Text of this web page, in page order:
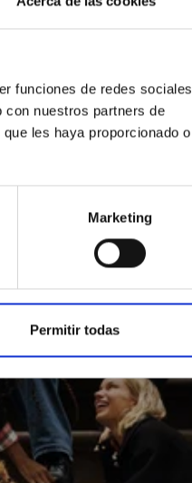
funciones de redes sociales
con nuestros partners de
les haya proporcionado o
Marketing
Permitir todas